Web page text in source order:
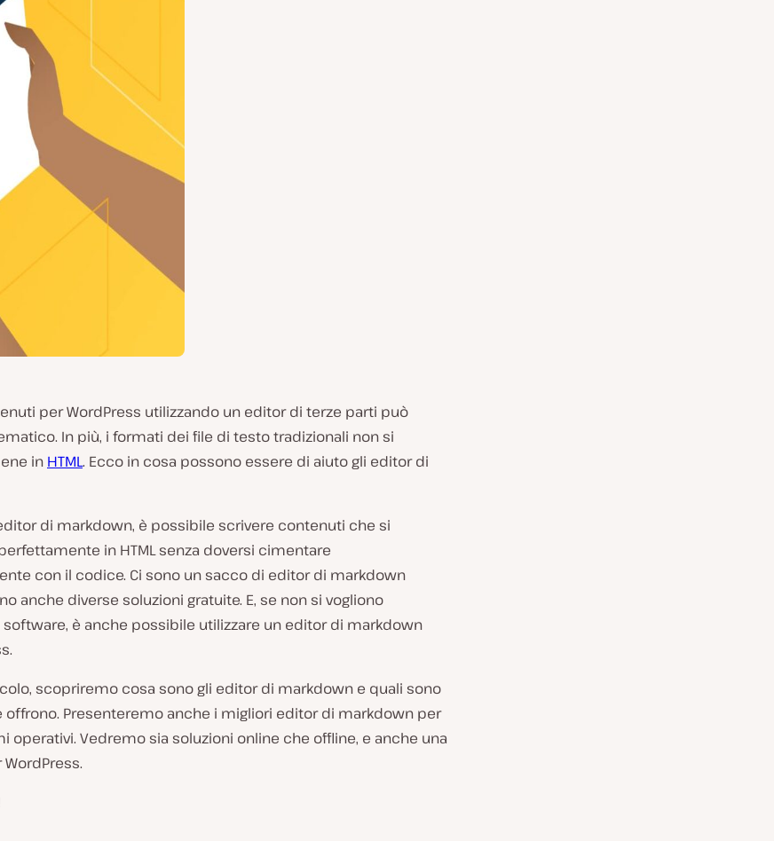
per WordPress utilizzando un editor di terze parti può
In più, i formati dei file di testo tradizionali non si
in HTML. Ecco in cosa possono essere di aiuto gli editor di
di markdown, è possibile scrivere contenuti che si
in HTML senza doversi cimentare
con il codice. Ci sono un sacco di editor di markdown
anche diverse soluzioni gratuite. E, se non si vogliono
software, è anche possibile utilizzare un editor di markdown
scopriremo cosa sono gli editor di markdown e quali sono
offrono. Presenteremo anche i migliori editor di markdown per
operativi. Vedremo sia soluzioni online che offline, e anche una